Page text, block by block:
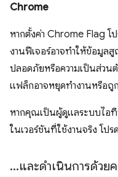
Chrome
หากตั้งค่า Chrome Flag โ
งานฟีเจอร์อาจทำให้ข้อมูล
ปลอดภัยหรือความเป็นส่ว
แฟล็กอาจหยุดทำงานหรือถู
หากคุณเป็นผู้ดูแลระบบไอที
ในเวอร์ชันที่ใช้งานจริง โปร
...และดำเนินการด้วย